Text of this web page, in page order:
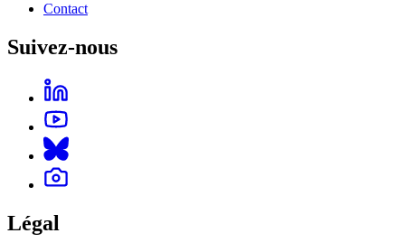
Contact
Suivez-nous
Légal